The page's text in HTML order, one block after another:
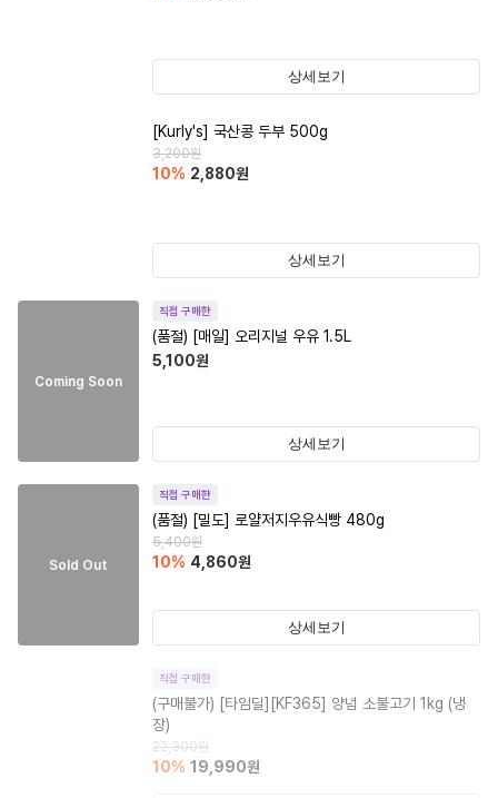
상세보기
[Kurly's] 국산콩 두부 500g
3,200원
10% 2,880원
상세보기
Coming Soon
직접 구매한
(품절) [매일] 오리지널 우유 1.5L
5,100원
상세보기
Sold Out
직접 구매한
(품절) [밀도] 로얄저지우유식빵 480g
5,400원
10% 4,860원
상세보기
직접 구매한
(구매불가) [타임딜][KF365] 양념 소불고기 1kg (냉
장)
22,300원
10% 19,990원